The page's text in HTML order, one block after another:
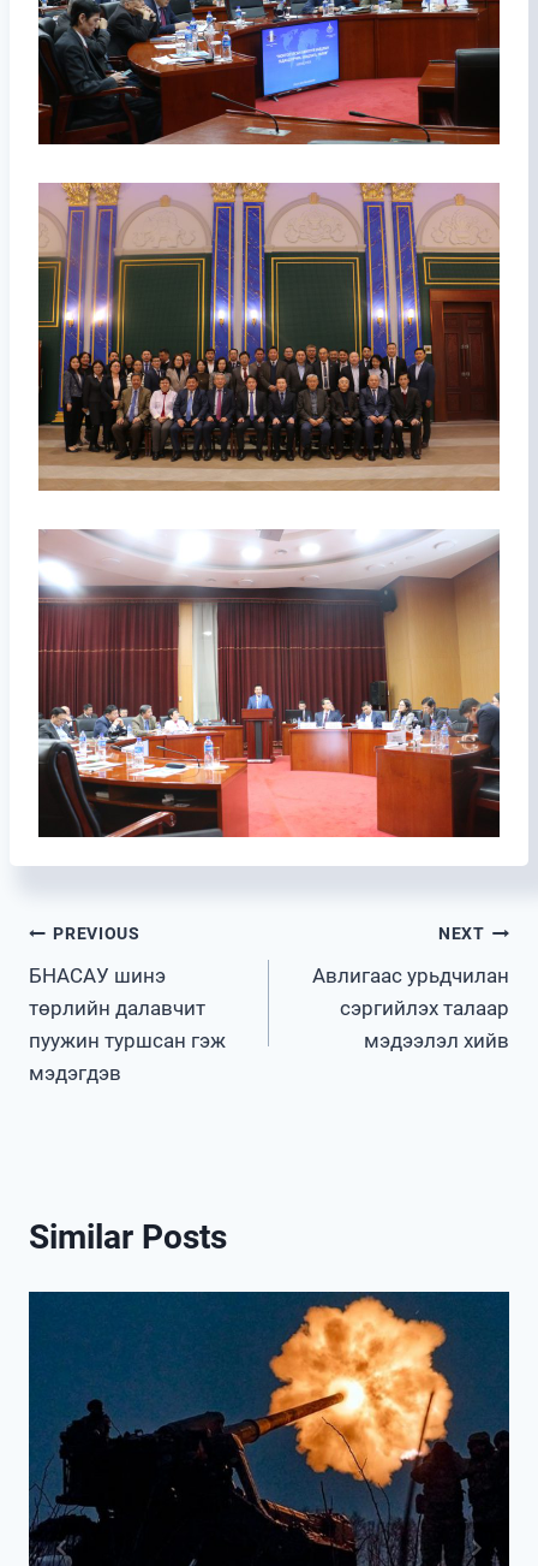
Post
navigation
PREVIOUS
БНАСАУ шинэ
төрлийн далавчит
пуужин туршсан гэж
мэдэгдэв
NEXT
Авлигаас урьдчилан
сэргийлэх талаар
мэдээлэл хийв
Similar Posts